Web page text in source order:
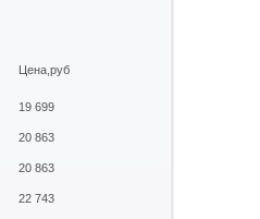
Цена,руб
19 699
20 863
20 863
22 743